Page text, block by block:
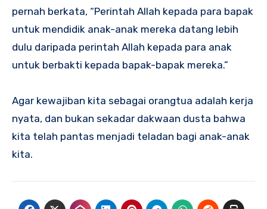
pernah berkata, “Perintah Allah kepada para bapak
untuk mendidik anak-anak mereka datang lebih
dulu daripada perintah Allah kepada para anak
untuk berbakti kepada bapak-bapak mereka.”
Agar kewajiban kita sebagai orangtua adalah kerja
nyata, dan bukan sekadar dakwaan dusta bahwa
kita telah pantas menjadi teladan bagi anak-anak
kita.